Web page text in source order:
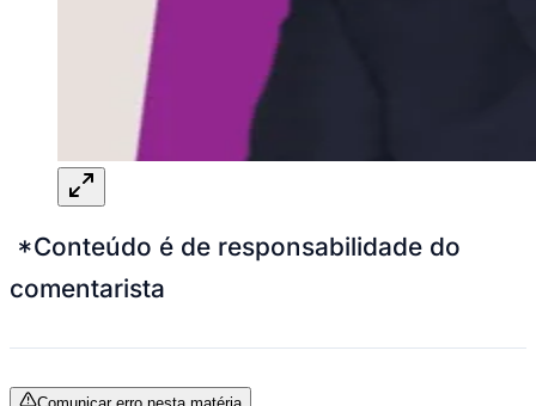
*Conteúdo é de responsabilidade do
comentarista